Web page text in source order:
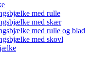
med rulle
med skær
med rulle og blad
med skovl